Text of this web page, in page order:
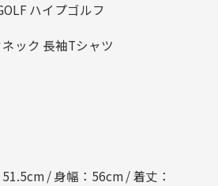
ハイプゴルフ
ック 長袖Tシャツ
/ 身幅：56cm / 着丈：